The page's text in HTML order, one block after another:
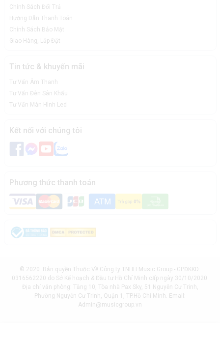
Chính Sách Đổi Trả
Hướng Dẫn Thanh Toán
Chính Sách Bảo Mật
Giao Hàng, Lắp Đặt
Tin tức & khuyến mãi
Tư Vấn Âm Thanh
Tư Vấn Đèn Sân Khấu
Tư Vấn Màn Hình Led
Kết nối với chúng tôi
Phương thức thanh toán
© 2020. Bản quyền Thuộc Về Công ty TNHH Music Group - GPĐKKD:
0316562220 do Sở Kế hoạch & Đầu tư Hồ Chí Minh cấp ngày 30/10/2020.
Địa chỉ văn phòng: Tầng 10, Tòa nhà Pax Sky, 51 Nguyễn Cư Trinh,
Phường Nguyễn Cư Trinh, Quận 1, TP.Hồ Chí Minh. Email:
Admin@musicgroup.vn